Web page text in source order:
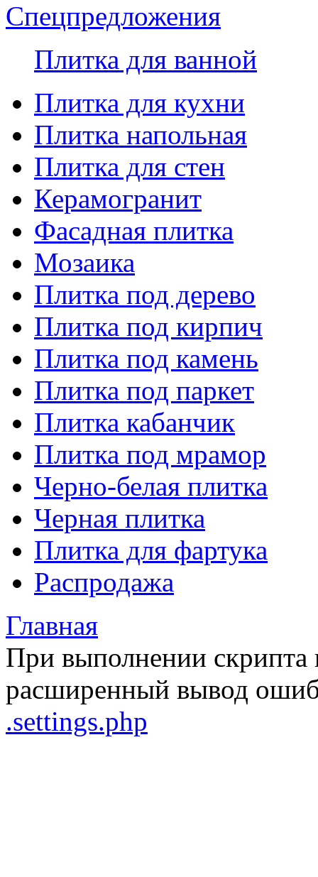
Спецпредложения
Плитка для ванной
Плитка для кухни
Плитка напольная
Плитка для стен
Керамогранит
Фасадная плитка
Мозаика
Плитка под дерево
Плитка под кирпич
Плитка под камень
Плитка под паркет
Плитка кабанчик
Плитка под мрамор
Черно-белая плитка
Черная плитка
Плитка для фартука
Распродажа
Главная
При выполнении
расширенный вывод
.settings.php